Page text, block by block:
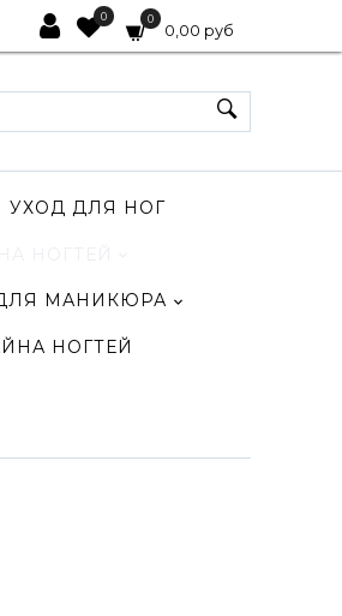
0 0
0,00 руб
УХОД ДЛЯ НОГ
МАНИКЮРА
НОГТЕЙ